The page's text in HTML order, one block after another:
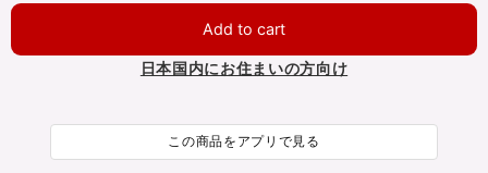
Add to cart
日本国内にお住まいの方向け
この商品をアプリで見る